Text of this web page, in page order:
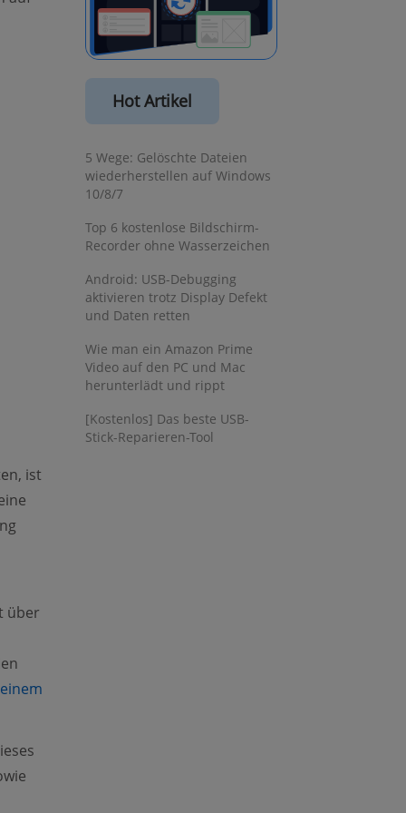
ist
new window)
über
Hot Artikel
5 Wege: Gelöschte Dateien
wiederherstellen auf Windows
10/8/7
Top 6 kostenlose Bildschirm-
Recorder ohne Wasserzeichen
Android: USB-Debugging
aktivieren trotz Display Defekt
und Daten retten
Wie man ein Amazon Prime
Video auf den PC und Mac
herunterlädt und rippt
[Kostenlos] Das beste USB-
Stick-Reparieren-Tool